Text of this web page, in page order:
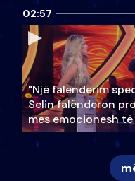
02:57
"Një falenderim
Selin falënderon
mes emocionesh